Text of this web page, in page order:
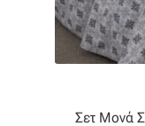
Δαντέλα
Σετ Μονά